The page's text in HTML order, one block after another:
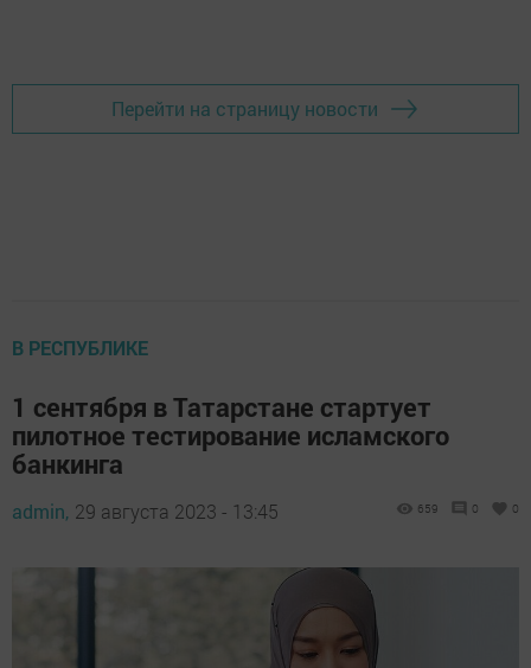
Перейти на страницу новости
В РЕСПУБЛИКЕ
1 сентября в Татарстане стартует
пилотное тестирование исламского
банкинга
admin, 29 августа 2023 - 13:45 659 0 0